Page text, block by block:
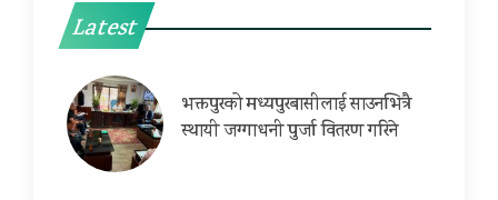
Latest
भक्तपुरको मध्यपुरबासीलाई साउनभित्रै
स्थायी जग्गाधनी पुर्जा वितरण गरिने